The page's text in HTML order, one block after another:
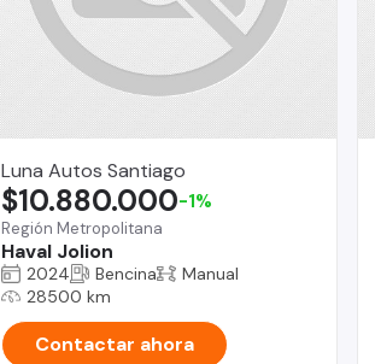
Luna Autos Santiago
Región Metropolitana
Haval Jolion
$10.880.000-1%
2024 Bencina
Manual
28500 km
Contactar ahora